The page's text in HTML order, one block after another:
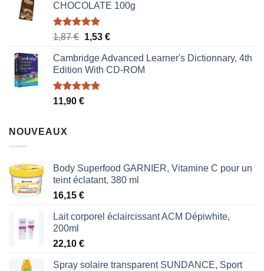
CHOCOLATE 100g
Note5.00
1,87€ Le
initial
était :
1,87 €.
1,53 €Le
actuel
est :
Cambridge Advanced Learner's Dictionnary, 4th
Edition With CD-ROM
Note5.00
11,90 €
NOUVEAUX
Body Superfood GARNIER, Vitamine C pour un
teint éclatant, 380 ml
16,15 €
Lait corporel éclaircissant ACM Dépiwhite,
200ml
22,10 €
Spray solaire transparent SUNDANCE, Sport